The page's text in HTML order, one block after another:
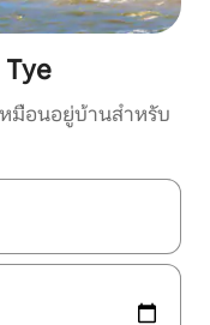
มือนอยู่บ้านสำหรับ
อสำรวจผลการค้นหา